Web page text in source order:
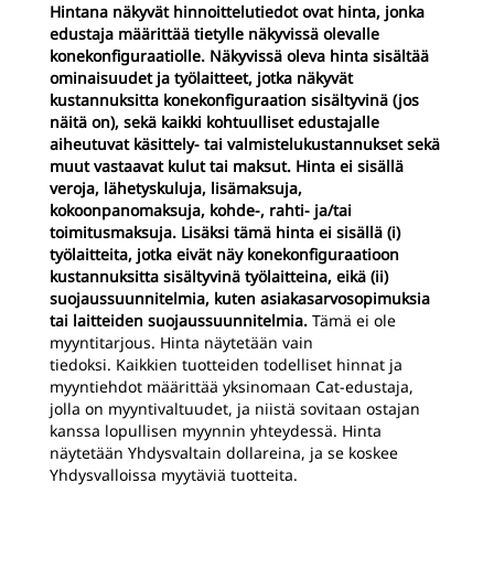
Hintana näkyvät hinnoittelutiedot ovat hinta, jonka
edustaja määrittää tietylle näkyvissä olevalle
konekonfiguraatiolle. Näkyvissä oleva hinta sisältää
ominaisuudet ja työlaitteet, jotka näkyvät
kustannuksitta konekonfiguraation sisältyvinä (jos
näitä on), sekä kaikki kohtuulliset edustajalle
aiheutuvat käsittely- tai valmistelukustannukset sekä
muut vastaavat kulut tai maksut. Hinta ei sisällä
veroja, lähetyskuluja, lisämaksuja,
kokoonpanomaksuja, kohde-, rahti- ja/tai
toimitusmaksuja. Lisäksi tämä hinta ei sisällä (i)
työlaitteita, jotka eivät näy konekonfiguraatioon
kustannuksitta sisältyvinä työlaitteina, eikä (ii)
suojaussuunnitelmia, kuten asiakasarvosopimuksia
tai laitteiden suojaussuunnitelmia. Tämä ei ole
myyntitarjous. Hinta näytetään vain
tiedoksi. Kaikkien tuotteiden todelliset hinnat ja
myyntiehdot määrittää yksinomaan Cat-edustaja,
jolla on myyntivaltuudet, ja niistä sovitaan ostajan
kanssa lopullisen myynnin yhteydessä. Hinta
näytetään Yhdysvaltain dollareina, ja se koskee
Yhdysvalloissa myytäviä tuotteita.